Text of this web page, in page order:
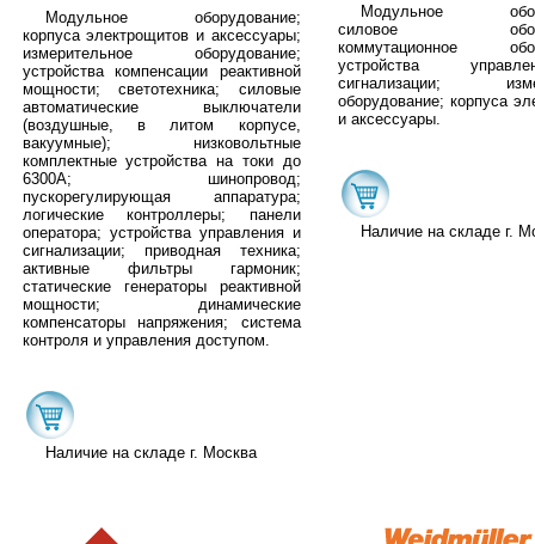
Модульное оборудование;
корпуса электрощитов и аксессуары;
измерительное оборудование;
устройства компенсации реактивной
мощности; светотехника; cиловые
автоматические выключатели
(воздушные, в литом корпусе,
вакуумные); низковольтные
комплектные устройства на токи до
6300А; шинопровод;
пускорегулирующая аппаратура;
логические контроллеры; панели
оператора; устройства управления и
сигнализации; приводная техника;
активные фильтры гармоник;
статические генераторы реактивной
мощности; динамические
компенсаторы напряжения; система
контроля и управления доступом.
Наличие на складе г. Москва
Модульное
силовое
коммутационное
устройства
сигнализации;
оборудование; корпуса
и аксессуары.
Наличие на складе г.